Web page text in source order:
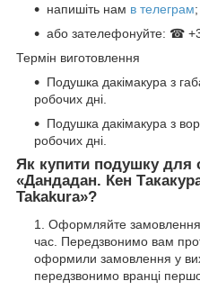
напишіть нам в телеграм;
або зателефонуйте: ☎
Термін виготовлення
Подушка дакімакура з
робочих дні.
Подушка дакімакура з
робочих дні.
Як купити подушку для
«Дандадан. Кен
Takakura»?
Оформляйте замовлення
час. Передзвонимо вам
оформили замовлення у
передзвонимо вранці